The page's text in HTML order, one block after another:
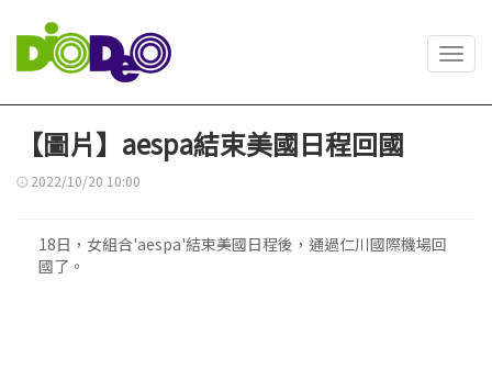
【圖片】aespa結束美國日程回國
2022/10/20 10:00
18日，女組合'aespa'結束美國日程後，通過仁川國際機場回
國了。